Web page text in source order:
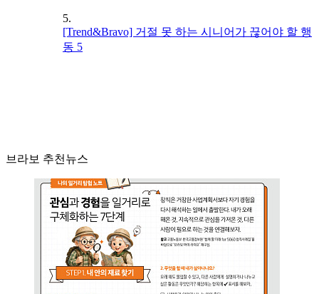
5.
[Trend&Bravo] 거절 못 하는 시니어가 끊어야 할 행
동 5
브라보 추천뉴스